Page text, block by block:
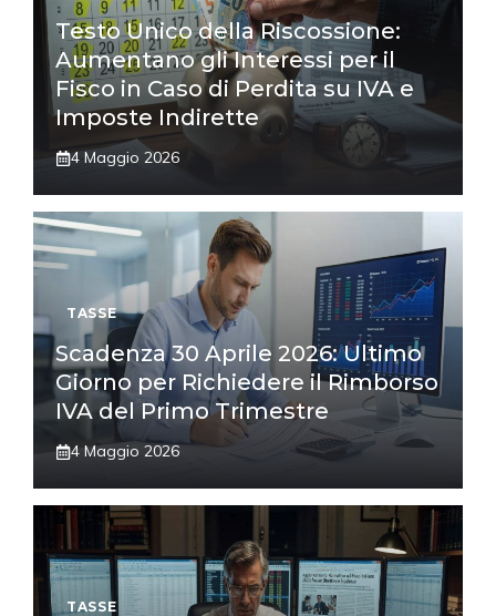
Testo Unico della Riscossione:
Aumentano gli Interessi per il
Fisco in Caso di Perdita su IVA e
Imposte Indirette
4 Maggio 2026
TASSE
Scadenza 30 Aprile 2026: Ultimo
Giorno per Richiedere il Rimborso
IVA del Primo Trimestre
4 Maggio 2026
TASSE